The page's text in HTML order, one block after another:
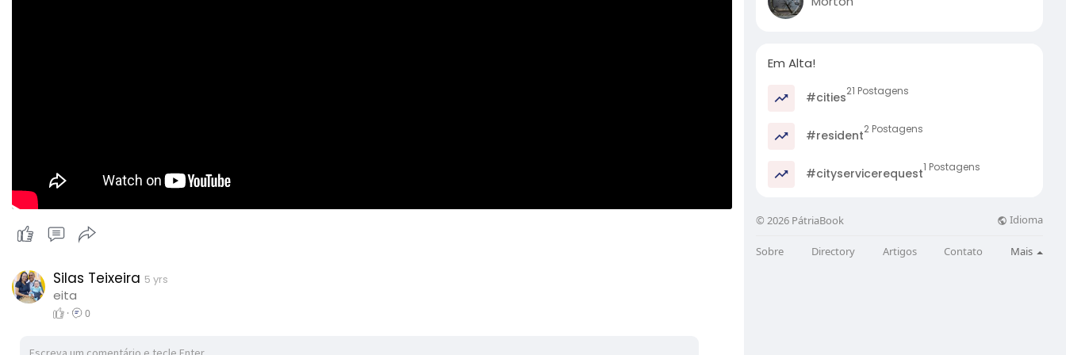
Silas Teixeira 5 yrs
eita
· 0
Em Alta!
#cities21 Postagens
#resident2 Postagens
#cityservicerequest1 Postagens
© 2026 PátriaBook Idioma
Sobre Directory Artigos Contato Mais